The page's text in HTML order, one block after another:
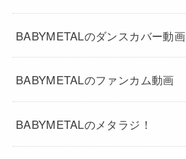
BABYMETALのダンスカバー動画
BABYMETALのファンカム動画
BABYMETALのメタラジ！